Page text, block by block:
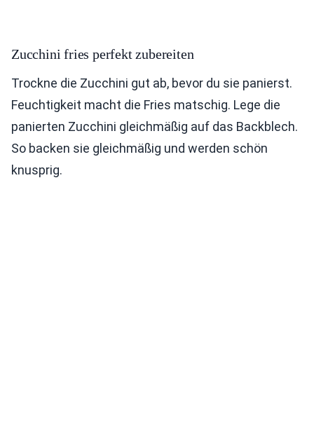
Zucchini fries perfekt zubereiten
Trockne die Zucchini gut ab, bevor du sie panierst.
Feuchtigkeit macht die Fries matschig. Lege die
panierten Zucchini gleichmäßig auf das Backblech.
So backen sie gleichmäßig und werden schön
knusprig.